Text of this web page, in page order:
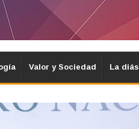
Valor y Sociedad La